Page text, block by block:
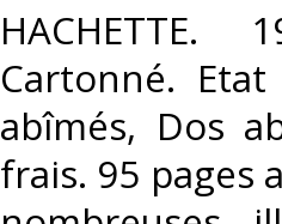
‎HACHETTE.
Cartonné.
abîmés, Dos
frais. 95 pages